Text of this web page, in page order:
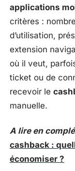
applications
critères :
d’utilisation,
extension
où il veut,
ticket ou de
recevoir le
manuelle.
A lire en
cashback :
économiser ?